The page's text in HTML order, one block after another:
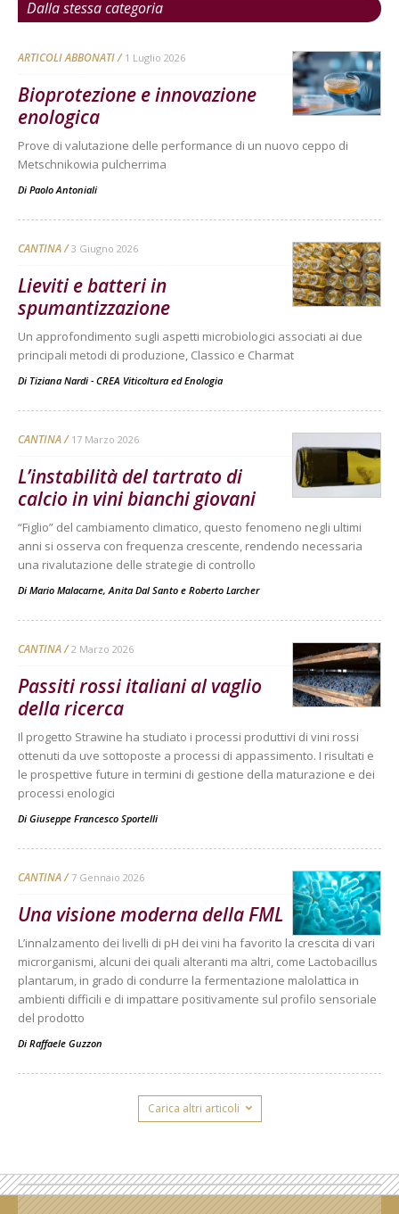
Dalla stessa categoria
ARTICOLI ABBONATI 1 Luglio 2026
Bioprotezione e innovazione
enologica
Prove di valutazione delle performance di un nuovo ceppo di
Metschnikowia pulcherrima
Di Paolo Antoniali
CANTINA 3 Giugno 2026
Lieviti e batteri in
spumantizzazione
Un approfondimento sugli aspetti microbiologici associati ai due
principali metodi di produzione, Classico e Charmat
Di Tiziana Nardi - CREA Viticoltura ed Enologia
CANTINA 17 Marzo 2026
L’instabilità del tartrato di
calcio in vini bianchi giovani
“Figlio” del cambiamento climatico, questo fenomeno negli ultimi
anni si osserva con frequenza crescente, rendendo necessaria
una rivalutazione delle strategie di controllo
Di Mario Malacarne, Anita Dal Santo e Roberto Larcher
CANTINA 2 Marzo 2026
Passiti rossi italiani al vaglio
della ricerca
Il progetto Strawine ha studiato i processi produttivi di vini rossi
ottenuti da uve sottoposte a processi di appassimento. I risultati e
le prospettive future in termini di gestione della maturazione e dei
processi enologici
Di Giuseppe Francesco Sportelli
CANTINA 7 Gennaio 2026
Una visione moderna della FML
L’innalzamento dei livelli di pH dei vini ha favorito la crescita di vari
microrganismi, alcuni dei quali alteranti ma altri, come Lactobacillus
plantarum, in grado di condurre la fermentazione malolattica in
ambienti difficili e di impattare positivamente sul profilo sensoriale
del prodotto
Di Raffaele Guzzon
Carica altri articoli